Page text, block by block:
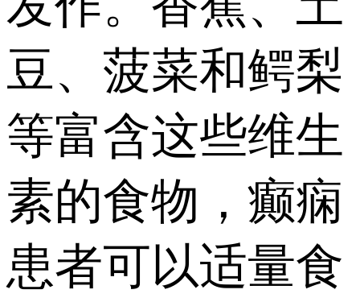
豆、菠菜和鳄梨
等富含这些维生
素的食物，癫痫
患者可以适量食